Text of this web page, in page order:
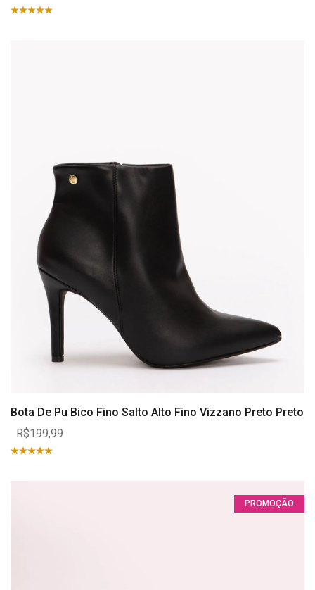
Bota De Pu Bico Fino Salto Alto Fino Vizzano Preto Preto
R$199,99
PROMOÇÃO